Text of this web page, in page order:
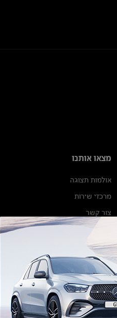
מצאו אותנו
אולמות תצוגה
מרכזי שירות
צור קשר